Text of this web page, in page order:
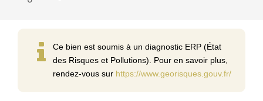
Ce bien est soumis à un diagnostic ERP (État
des Risques et Pollutions). Pour en savoir plus,
rendez-vous sur https://www.georisques.gouv.fr/